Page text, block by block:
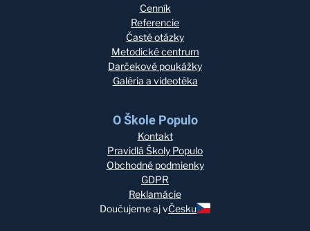
Cenník
Referencie
Časté otázky
Metodické centrum
Darčekové poukážky
Galéria a videotéka
O Škole Populo
Kontakt
Pravidlá Školy Populo
Obchodné podmienky
GDPR
Reklamácie
Doučujeme aj vČesku